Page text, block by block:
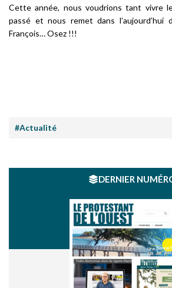
Cette année, nous voudrions tant vivre
passé et nous remet dans
François… Osez !!!
#Actualité
DERNIER